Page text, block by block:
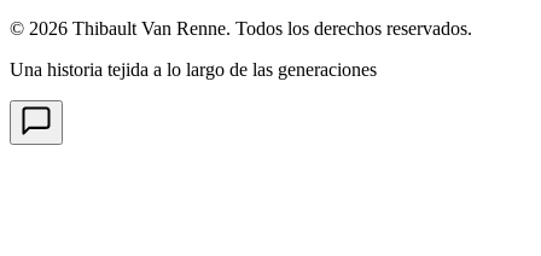
© 2026 Thibault Van Renne. Todos los derechos reservados.
Una historia tejida a lo largo de las generaciones